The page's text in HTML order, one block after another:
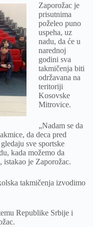
Zaporožac je
prisutnima
poželeo puno
uspeha, uz
nadu, da će u
narednoj
godini sva
takmičenja biti
održavana na
teritoriji
Kosovske
Mitrovice.
„Nadam se da
da deca pred
sve sportske
kada možemo da
istakao je Zaporožac.
takmičenja izvodimo
Republike Srbije i